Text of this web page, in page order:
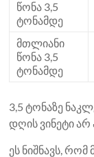
წონა 3,5
ტონამდე
მთლიანი
წონა 3,5
ტონამდე
3,5 ტონაზე
დღის ვინეტი
ეს ნიშნავს,